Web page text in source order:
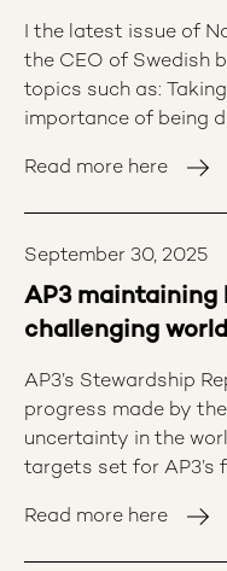
bedömas vara mer
resistens (AMR).” 2024 i korthet: • 3 307 företag
granskade för
dialoger genomförda
framgångsrikt målen
projekt inom fem
Etikrådets Årsrapport 2024 Läs mer om
Gustafsson, Chef
Ordförande AP-
asa.mossberg@ap2.se AP-fondernas
(Etikrådet) AP-
I the latest issue of
the CEO of Swedish
topics such as: Taking on new assets from AP1. The
importance of being
backlash of
Read more here
September 30, 2025
AP3 maintaining
challenging world
AP3’s Stewardship
progress made by
uncertainty in the
targets set for AP3’s
ambition.
Read more here